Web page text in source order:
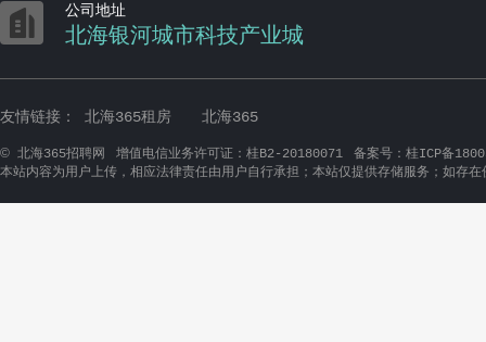
 公司地址
北海银河城市科技产业城
友情链接： 北海365租房 北海365
© 北海365招聘网 增值电信业务许可证：桂B2-20180071
备案号：桂ICP备
本站内容为用户上传，相应法律责任由用户自行承担；本站仅提供存储服务；如存